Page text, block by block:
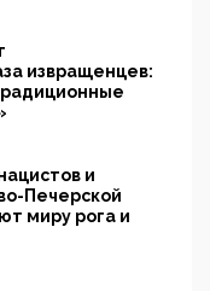
извращенцев:
и
Печерской
миру рога и